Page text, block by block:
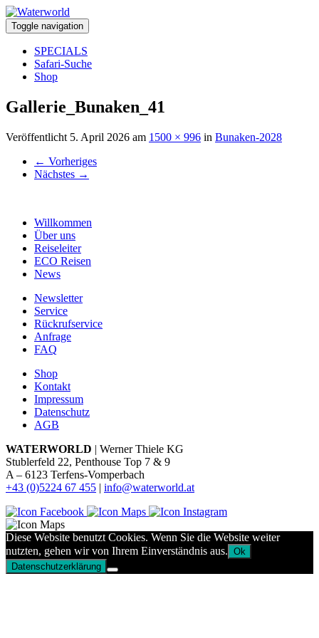
Toggle navigation
SPECIALS
Safari-Suche
Shop
Gallerie_Bunaken_41
Veröffentlicht 5. April 2026 am 1500 × 996 in Bunaken-2028
← Vorheriges
Nächstes →
Willkommen
Über uns
Reiseleiter
ECO Reisen
News
Newsletter
Service
Rückrufservice
Anfrage
FAQ
Shop
Kontakt
Impressum
Datenschutz
AGB
WATERWORLD | Werner Thiele KG
Stublerfeld 22, Penthouse Top 7 & 9
A – 6123 Terfens-Vomperbach
+43 (0)5224 67 455 | info@waterworld.at
Diese Website benutzt Cookies. Wenn Sie die Website weiter
nutzten, gehen wir von Ihrem Einverständnis aus. Ok
Datenschutzerklärung